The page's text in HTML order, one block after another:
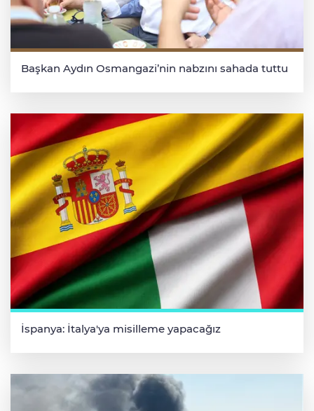
Başkan Aydın Osmangazi’nin nabzını sahada tuttu
İspanya: İtalya'ya misilleme yapacağız